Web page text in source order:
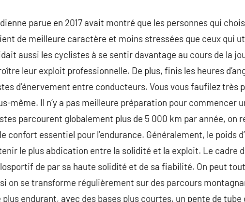
parue en 2017 avait montré que les personnes qui
de meilleure caractère et moins stressées que ceux qui
aussi les cyclistes à se sentir davantage au cours de la
leur exploit professionnelle. De plus, finis les heures
d’énervement entre conducteurs. Vous vous faufilez très
même. Il n’y a pas meilleure préparation pour commencer
parcourent globalement plus de 5 000 km par année, on
confort essentiel pour l’endurance. Généralement, le poids
le plus abdication entre la solidité et la exploit. Le cadre
de par sa haute solidité et de sa fiabilité. On peut
on se transforme régulièrement sur des parcours
endurant, avec des bases plus courtes, un pente de tube